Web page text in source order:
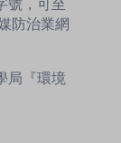
號，可至
防治業網
局『環境